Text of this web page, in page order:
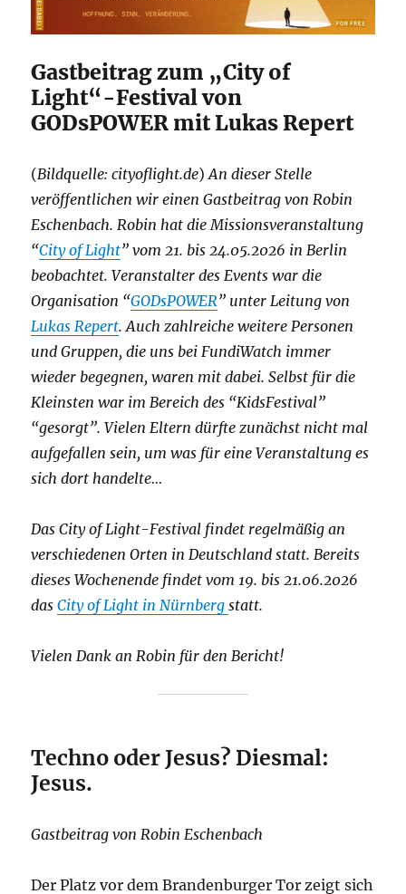
Gastbeitrag zum „City of
Light“-Festival von
GODsPOWER mit Lukas Repert
(Bildquelle: cityoflight.de)An dieser Stelle
veröffentlichen wir einen Gastbeitrag von Robin
Eschenbach. Robin hat die Missionsveranstaltung
“City of Light” vom 21. bis 24.05.2026 in Berlin
beobachtet. Veranstalter des Events war die
Organisation “GODsPOWER” unter Leitung von
Lukas Repert. Auch zahlreiche weitere Personen
und Gruppen, die uns bei FundiWatch immer
wieder begegnen, waren mit dabei. Selbst für die
Kleinsten war im Bereich des “KidsFestival”
“gesorgt”. Vielen Eltern dürfte zunächst nicht mal
aufgefallen sein, um was für eine Veranstaltung es
sich dort handelte…
Das City of Light-Festival findet regelmäßig an
verschiedenen Orten in Deutschland statt. Bereits
dieses Wochenende findet vom 19. bis 21.06.2026
dasCity of Light in Nürnbergstatt.
Vielen Dank an Robin für den Bericht!
Techno oder Jesus? Diesmal:
Jesus.
Gastbeitrag von Robin Eschenbach
Der Platz vor dem Brandenburger Tor zeigt sich